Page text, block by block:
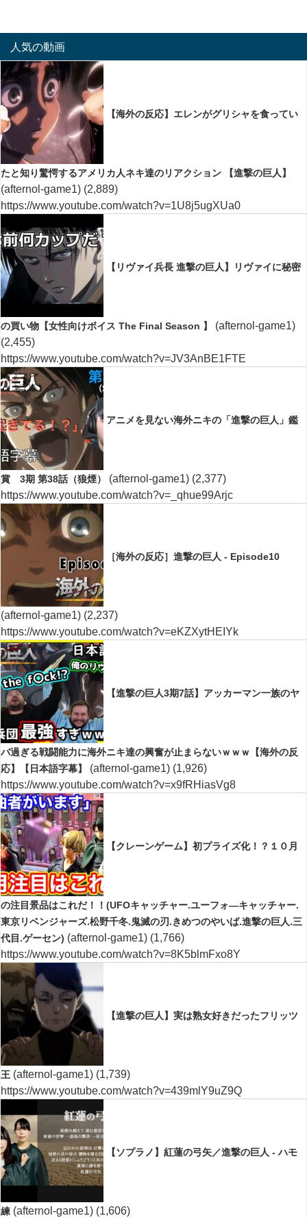
人気の動画
【海外の反応】エレンがグリシャを食ってい
たと知り驚愕するアメリカ人ネキ達のリアクション 【進撃の巨人】
(afternol-game1) (2,889)
https://www.youtube.com/watch?v=1U8j5ugXUa0
【リヴァイ兵長 進撃の巨人】リヴァイに秘密
の買い物【女性向けボイス The Final Season 】
(afternol-game1)
(2,455)
https://www.youtube.com/watch?v=JV3AnBE1FTE
アニメを見ない海外ニキの「進撃の巨人」鑑
賞 3期 第38話（狼煙） (afternol-game1) (2,377)
https://www.youtube.com/watch?v=_qhue99Arjc
［海外の反応］進撃の巨人 - Episode10
(afternol-game1) (2,237)
https://www.youtube.com/watch?v=eKZXytHEIYk
【進撃の巨人3期7話】アッカーマン一族のヤ
バ過ぎる戦闘能力に海外ニキ達の興奮が止まらないｗｗｗ【海外の反
応】【日本語字幕】
(afternol-game1) (1,926)
https://www.youtube.com/watch?v=x9fRHiasVg8
【クレーンゲーム】初プライズ化！？１０月
の注目景品はこれだ！！(UFOキャッチャー.ユーフォ―キャッチャー.
東京リベンジャーズ.松野千冬.鬼滅の刃.きめつのやいば.進撃の巨人.三
代目.ゲーセン) (afternol-game1) (1,766)
https://www.youtube.com/watch?v=8K5blmFxo8Y
【進撃の巨人】実は熟女好きだったフリッツ
王 (afternol-game1) (1,739)
https://www.youtube.com/watch?v=439mlY9uZ9Q
【ソプラノ】紅蓮の弓矢／進撃の巨人 - ハモ
練 (afternol-game1) (1,606)